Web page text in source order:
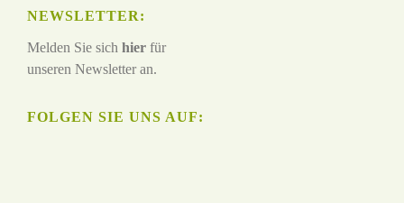
NEWSLETTER:
Melden Sie sich hier für
unseren Newsletter an.
FOLGEN SIE UNS AUF: